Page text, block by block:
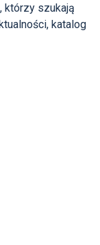
którzy szukają
katalog